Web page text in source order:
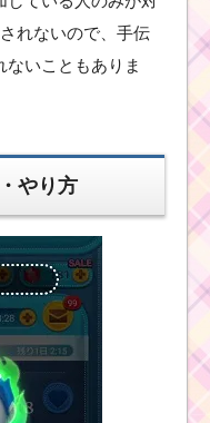
れないので、手伝
ないこともありま
やり方